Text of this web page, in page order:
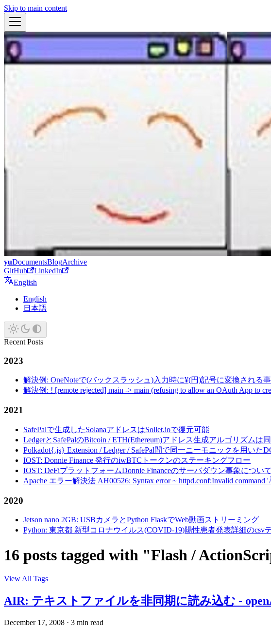
Skip to main content
yuDocumentsBlogArchive
GitHub
LinkedIn
English
English
日本語
Recent Posts
2023
解決例: OneNoteで(バックスラッシュ)入力時に¥(円)記号に変換される
解決例: ! [remote rejected] main -> main (refusing to allow an OAuth App to
2021
SafePalで生成したSolanaアドレスはSollet.ioで復元可能
LedgerとSafePalのBitcoin / ETH(Ethereum)アドレス生成アルゴリズムは
Polkadot{.js} Extension / Ledger / SafePal間で同一ニーモニックを用いた
IOST: Donnie Finance 発行のiwBTCトークンのステーキングフロー
IOST: DeFiプラットフォームDonnie Financeのサーバダウン事象につい
Apache エラー解決法 AH00526: Syntax error ~ httpd.conf:Invalid command
2020
Jetson nano 2GB: USBカメラとPython FlaskでWeb動画ストリーミング
Python: 東京都 新型コロナウイルス(COVID-19)陽性患者発表詳細のcsv
16 posts tagged with "Flash /
View All Tags
AIR: テキストファイルを非同期に読み込む -
December 17, 2008 · 3 min read